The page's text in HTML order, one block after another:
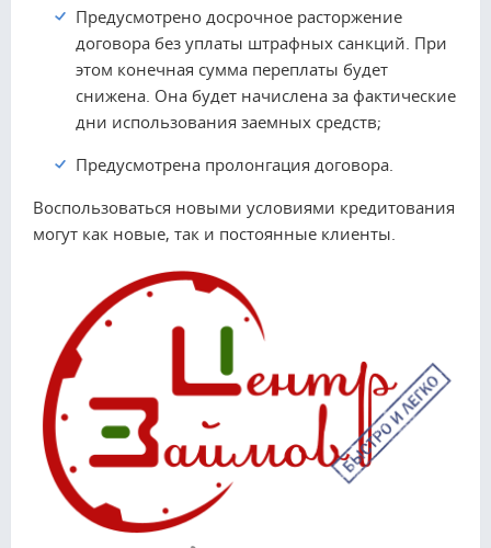
Предусмотрено досрочное расторжение
договора без уплаты штрафных санкций. При
этом конечная сумма переплаты будет
снижена. Она будет начислена за фактические
дни использования заемных средств;
Предусмотрена пролонгация договора.
Воспользоваться новыми условиями кредитования
могут как новые, так и постоянные клиенты.